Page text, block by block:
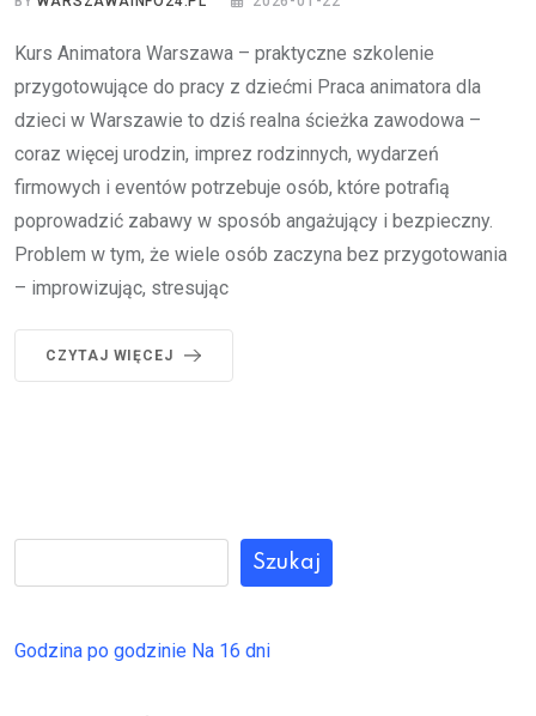
Kurs Animatora Warszawa – praktyczne szkolenie
przygotowujące do pracy z dziećmi Praca animatora dla
dzieci w Warszawie to dziś realna ścieżka zawodowa –
coraz więcej urodzin, imprez rodzinnych, wydarzeń
firmowych i eventów potrzebuje osób, które potrafią
poprowadzić zabawy w sposób angażujący i bezpieczny.
Problem w tym, że wiele osób zaczyna bez przygotowania
– improwizując, stresując
CZYTAJ WIĘCEJ
Szukaj
Godzina po godzinie Na 16 dni